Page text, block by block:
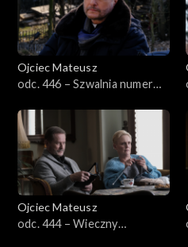
Sezon 33
Sezon 32
Sezon 31
Sezon 30
Sezon 29
Ojciec Mateusz
odc. 446 – Szwalnia numer
Ojciec Mateusz
odc. 444 – Wieczny